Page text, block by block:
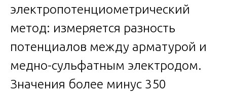
электропотенциометрический
метод: измеряется разность
потенциалов между арматурой и
медно-сульфатным электродом.
Значения более минус 350